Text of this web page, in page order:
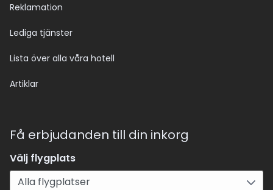
Reklamation
Lediga tjänster
Lista över alla våra hotell
Artiklar
Få erbjudanden till din inkorg
Välj flygplats